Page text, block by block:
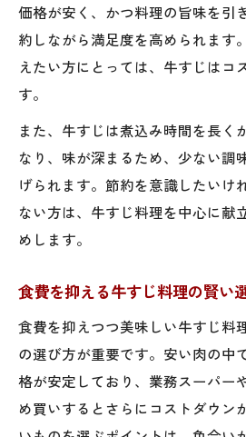
価格が安く、かつ料理の旨味を引
約しながら満足度を高められます
えたい方にとっては、牛すじはコ
す。
また、牛すじは煮込み時間を長く
なり、味が深まるため、少ない調
げられます。節約を意識したいけ
ない方は、牛すじ料理を中心に献
めします。
食費を抑える牛すじ料理の賢い
食費を抑えつつ美味しい牛すじ料
の選び方が重要です。安い肉の中
格が安定しており、業務スーパー
め買いするとさらにコストダウン